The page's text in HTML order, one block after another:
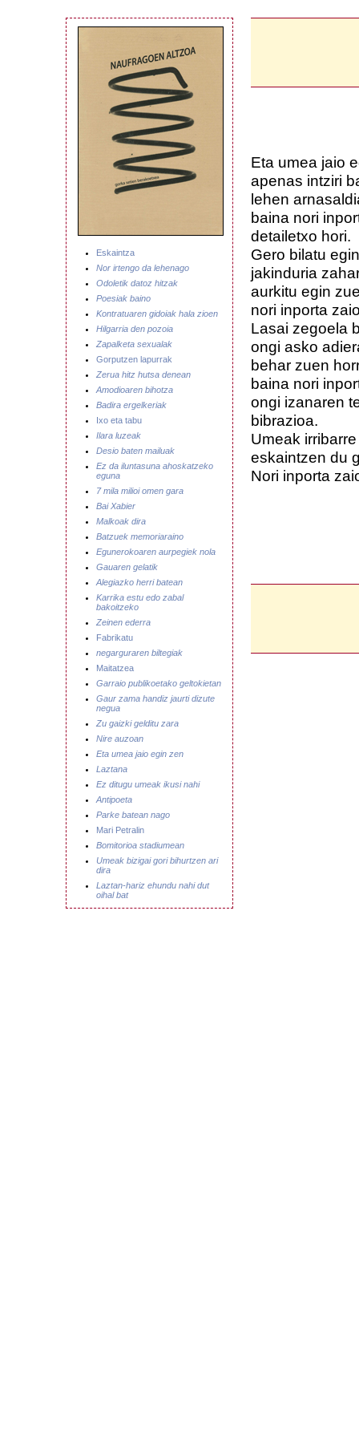
Eskaintza
Nor irtengo da lehenago
Odoletik datoz hitzak
Poesiak baino
Kontratuaren gidoiak hala zioen
Hilgarria den pozoia
Zapalketa sexualak
Gorputzen lapurrak
Zerua hitz hutsa denean
Amodioaren bihotza
Badira ergelkeriak
Ixo eta tabu
Ilara luzeak
Desio baten mailuak
Ez da iluntasuna ahoskatzeko
eguna
7 mila milioi omen gara
Bai Xabier
Malkoak dira
Batzuek memoriaraino
Egunerokoaren aurpegiek nola
Gauaren gelatik
Alegiazko herri batean
Karrika estu edo zabal
bakoitzeko
Zeinen ederra
Fabrikatu
negarguraren biltegiak
Maitatzea
Garraio publikoetako geltokietan
Gaur zama handiz jaurti dizute
negua
Zu gaizki gelditu zara
Nire auzoan
Eta umea jaio egin zen
Laztana
Ez ditugu umeak ikusi nahi
Antipoeta
Parke batean nago
Mari Petralin
Bomitorioa stadiumean
Umeak bizigai gori bihurtzen ari
dira
Laztan-hariz ehundu nahi dut
oihal bat
Eta umea jaio
apenas intziri
lehen
baina nori
detailetxo hori.
Gero bilatu
jakinduria
aurkitu egin
nori inporta
Lasai zegoela
ongi asko
behar zuen
baina nori
ongi izanaren
bibrazioa.
Umeak
eskaintzen du
Nori inporta